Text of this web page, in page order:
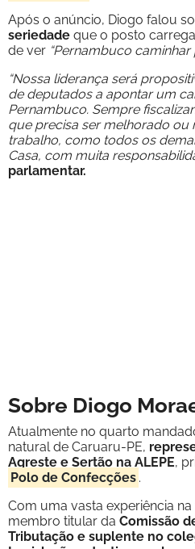
Após o anúncio, Diogo falou
seriedade que o posto
de ver “Pernambuco caminhar
“Nossa liderança será
de deputados a apontar um
Pernambuco. Sempre
que precisa ser melhorado ou
trabalho, como todos os
Casa, com muita
parlamentar.
Sobre Diogo
Atualmente no quarto
natural de Caruaru-PE,
Agreste e Sertão na ALEPE,
Polo de Confecções .
Com uma vasta experiência
membro titular da Comissão
Tributação e suplente no